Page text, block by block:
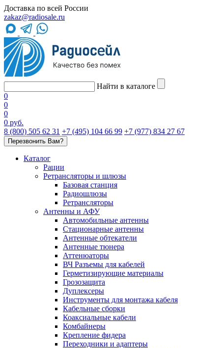
Доставка по всей России
zakaz@radiosale.ru
Найти в каталоге
0
0
0
0 руб.
8 (800) 505 62 31 +7 (495) 104 66 99 +7 (977) 834 27 67
Перезвонить Вам?
Каталог
Рации
Ретрансляторы и шлюзы
Базовая станция
Радиошлюзы
Ретрансляторы
Антенны и АФУ
Автомобильные антенны
Стационарные антенны
Антенные обтекатели
Антенные тюнера
Аттенюаторы
ВЧ Разъемы для кабелей
Герметизирующие материалы
Грозозащита
Дуплексеры
Инструменты для монтажа кабеля
Кабельные сборки
Коаксиальные кабели
Комбайнеры
Крепление фидера
Переходники и адаптеры